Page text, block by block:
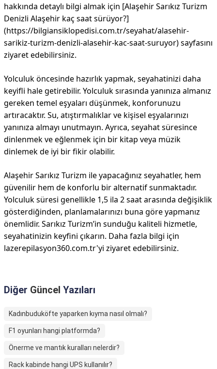
hakkında detaylı bilgi almak için [Alaşehir Sarıkız Turizm
Denizli Alaşehir kaç saat sürüyor?]
(https://bilgiansiklopedisi.com.tr/seyahat/alasehir-
sarikiz-turizm-denizli-alasehir-kac-saat-suruyor) sayfasını
ziyaret edebilirsiniz.
Yolculuk öncesinde hazırlık yapmak, seyahatinizi daha
keyifli hale getirebilir. Yolculuk sırasında yanınıza almanız
gereken temel eşyaları düşünmek, konforunuzu
artıracaktır. Su, atıştırmalıklar ve kişisel eşyalarınızı
yanınıza almayı unutmayın. Ayrıca, seyahat süresince
dinlenmek ve eğlenmek için bir kitap veya müzik
dinlemek de iyi bir fikir olabilir.
Alaşehir Sarıkız Turizm ile yapacağınız seyahatler, hem
güvenilir hem de konforlu bir alternatif sunmaktadır.
Yolculuk süresi genellikle 1,5 ila 2 saat arasında değişiklik
gösterdiğinden, planlamalarınızı buna göre yapmanız
önemlidir. Sarıkız Turizm’in sunduğu kaliteli hizmetle,
seyahatinizin keyfini çıkarın. Daha fazla bilgi için
lazerepilasyon360.com.tr'yi ziyaret edebilirsiniz.
Diğer Güncel Yazıları
Kadınbuduköfte yaparken kıyma nasıl olmalı?
F1 oyunları hangi platformda?
Önerme ve mantık kuralları nelerdir?
Rack kabinde hangi UPS kullanılır?